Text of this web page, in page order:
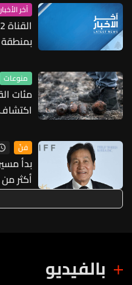
آخر الأخبار
بمنطقة
منوعات
مئات
فنّ
بدأ
بالفيديو